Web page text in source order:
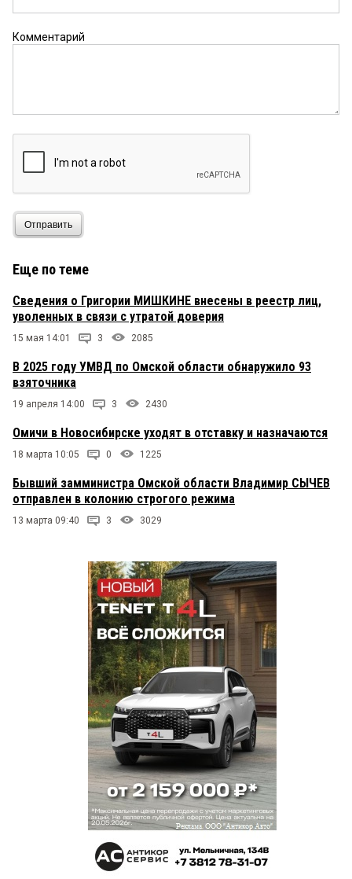
Комментарий
Отправить
Еще по теме
Сведения о Григории МИШКИНЕ внесены в реестр лиц,
уволенных в связи с утратой доверия
15 мая 14:01 3 2085
В 2025 году УМВД по Омской области обнаружило 93
взяточника
19 апреля 14:00 3 2430
Омичи в Новосибирске уходят в отставку и назначаются
18 марта 10:05 0 1225
Бывший замминистра Омской области Владимир СЫЧЕВ
отправлен в колонию строгого режима
13 марта 09:40 3 3029